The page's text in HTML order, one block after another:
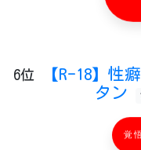
6位
【R-18】性
タン
覚